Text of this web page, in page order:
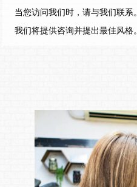
当您访问我们时，请与我们联系。
我们将提供咨询并提出最佳风格。